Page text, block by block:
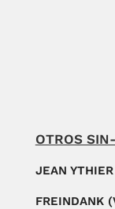
OTROS
JEAN YTHIER
FREINDANK